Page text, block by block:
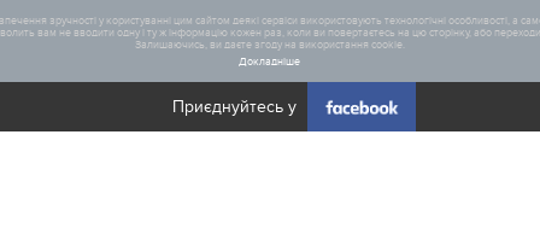
зручності у користуванні цим сайтом деякі сервіси використовують технологічні особливості, а
вам не вводити одну і ту ж інформацію кожен раз, коли ви повертаєтесь на цю сторінку, або
Залишаючись, ви даєте згоду на використання cookie.
Докладніше
Приєднуйтесь у